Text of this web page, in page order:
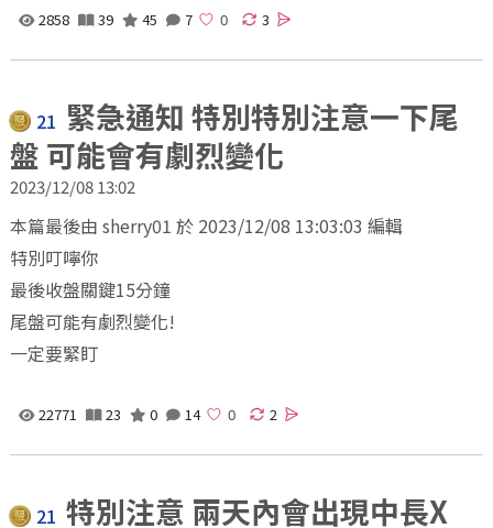
2858 39 45 7 3
21 緊急通知 特別特別注意一下尾
盤 可能會有劇烈變化
2023/12/08 13:02
本篇最後由 sherry01 於 2023/12/08 13:03:03 編輯
特別叮嚀你
最後收盤關鍵15分鐘
尾盤可能有劇烈變化!
一定要緊盯
22771 23 0 14 2
21 特別注意 兩天內會出現中長X